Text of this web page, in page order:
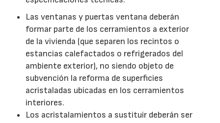
Las ventanas y puertas ventana deberán
formar parte de los cerramientos a exterior
de la vivienda (que separen los recintos o
estancias calefactados o refrigerados del
ambiente exterior), no siendo objeto de
subvención la reforma de superficies
acristaladas ubicadas en los cerramientos
interiores.
Los acristalamientos a sustituir deberán ser